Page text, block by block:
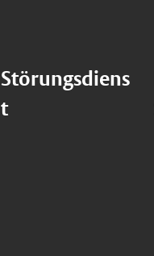
Störungsdiens
t